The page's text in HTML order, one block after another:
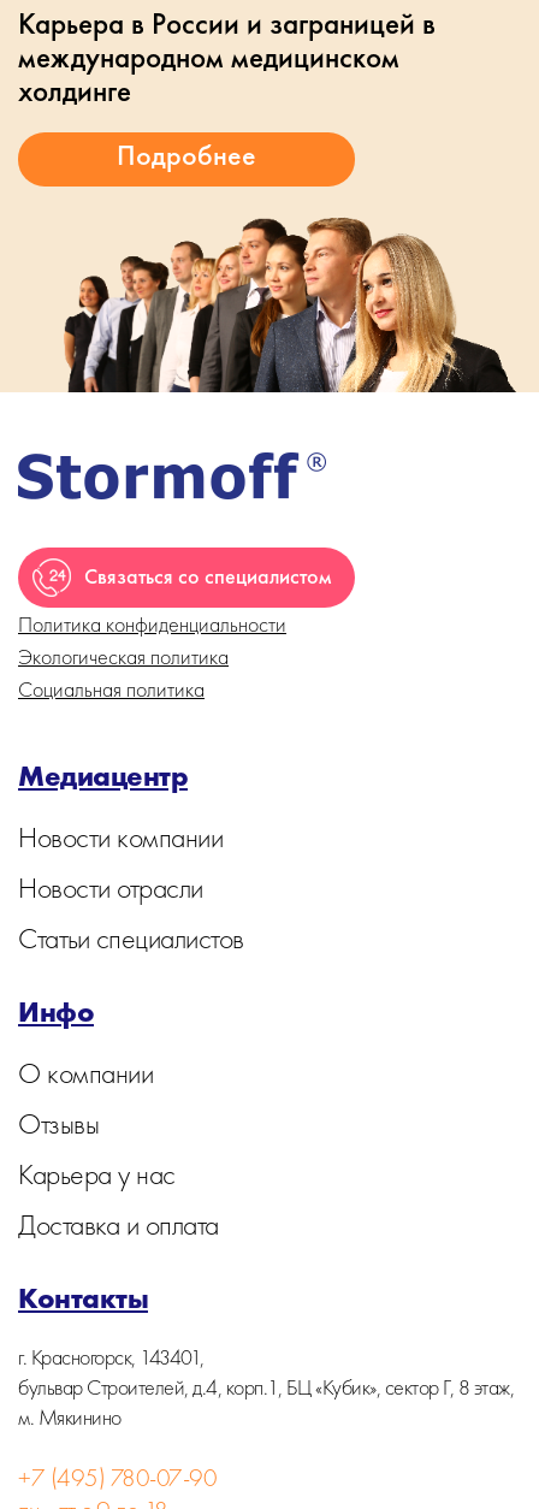
Карьера в России и заграницей в
международном медицинском
холдинге
Связаться со специалистом
Политика конфиденциальности
Экологическая политика
Социальная политика
Медиацентр
Новости компании
Новости отрасли
Статьи специалистов
Инфо
О компании
Отзывы
Карьера у нас
Доставка и оплата
Контакты
г. Красногорск, 143401,
бульвар Строителей, д.4, корп.1, БЦ «Кубик», сектор Г, 8 этаж,
м. Мякинино
+7 (495) 780-07-90